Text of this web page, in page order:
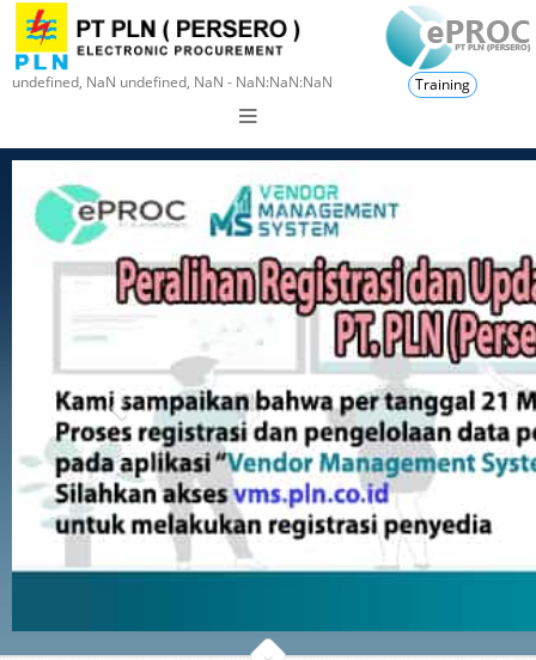
undefined, NaN undefined, NaN - NaN:NaN:NaN Training